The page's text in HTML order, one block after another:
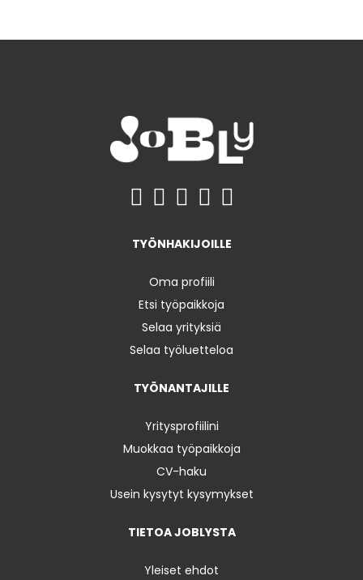
TYÖNHAKIJOILLE
Oma profiili
Etsi työpaikkoja
Selaa yrityksiä
Selaa työluetteloa
TYÖNANTAJILLE
Yritysprofiilini
Muokkaa työpaikkoja
CV-haku
Usein kysytyt kysymykset
TIETOA JOBLYSTA
Yleiset ehdot